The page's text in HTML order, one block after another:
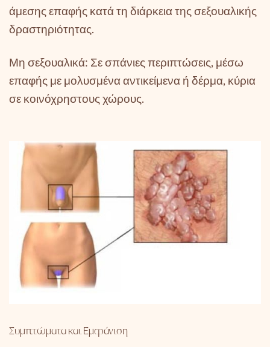
άμεσης επαφής κατά τη διάρκεια της σεξουαλικής
δραστηριότητας.
Μη σεξουαλικά: Σε σπάνιες περιπτώσεις, μέσω
επαφής με μολυσμένα αντικείμενα ή δέρμα, κύρια
σε κοινόχρηστους χώρους.
Συμπτώματα και Εμφάνιση